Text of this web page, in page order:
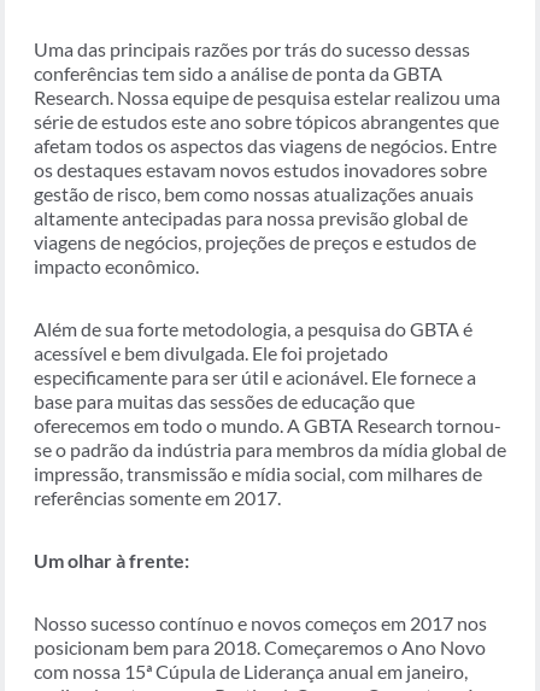
Uma das principais razões por trás do sucesso dessas
conferências tem sido a análise de ponta da GBTA
Research. Nossa equipe de pesquisa estelar realizou uma
série de estudos este ano sobre tópicos abrangentes que
afetam todos os aspectos das viagens de negócios. Entre
os destaques estavam novos estudos inovadores sobre
gestão de risco, bem como nossas atualizações anuais
altamente antecipadas para nossa previsão global de
viagens de negócios, projeções de preços e estudos de
impacto econômico.
Além de sua forte metodologia, a pesquisa do GBTA é
acessível e bem divulgada. Ele foi projetado
especificamente para ser útil e acionável. Ele fornece a
base para muitas das sessões de educação que
oferecemos em todo o mundo. A GBTA Research tornou-
se o padrão da indústria para membros da mídia global de
impressão, transmissão e mídia social, com milhares de
referências somente em 2017.
Um olhar à frente:
Nosso sucesso contínuo e novos começos em 2017 nos
posicionam bem para 2018. Começaremos o Ano Novo
com nossa 15ª Cúpula de Liderança anual em janeiro,